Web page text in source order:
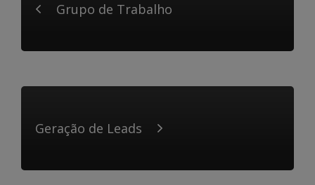
Grupo de Trabalho
Geração de Leads